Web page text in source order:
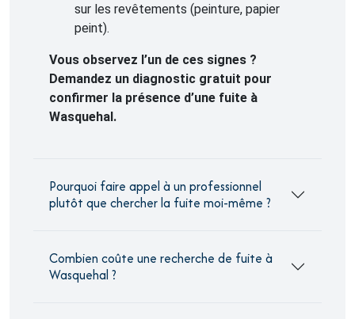
sur les revêtements (peinture, papier
peint).
Vous observez l’un de ces signes ?
Demandez un diagnostic gratuit pour
confirmer la présence d’une fuite à
Wasquehal.
Pourquoi faire appel à un professionnel
plutôt que chercher la fuite moi-même ?
Combien coûte une recherche de fuite à
Wasquehal ?